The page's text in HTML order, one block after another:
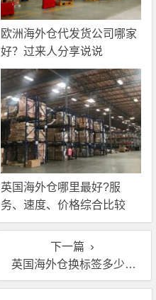
欧洲海外仓代发货公司哪家
好？过来人分享说说
英国海外仓哪里最好?服
务、速度、价格综合比较
下一篇
英国海外仓换标签多少钱?收费标准介绍!